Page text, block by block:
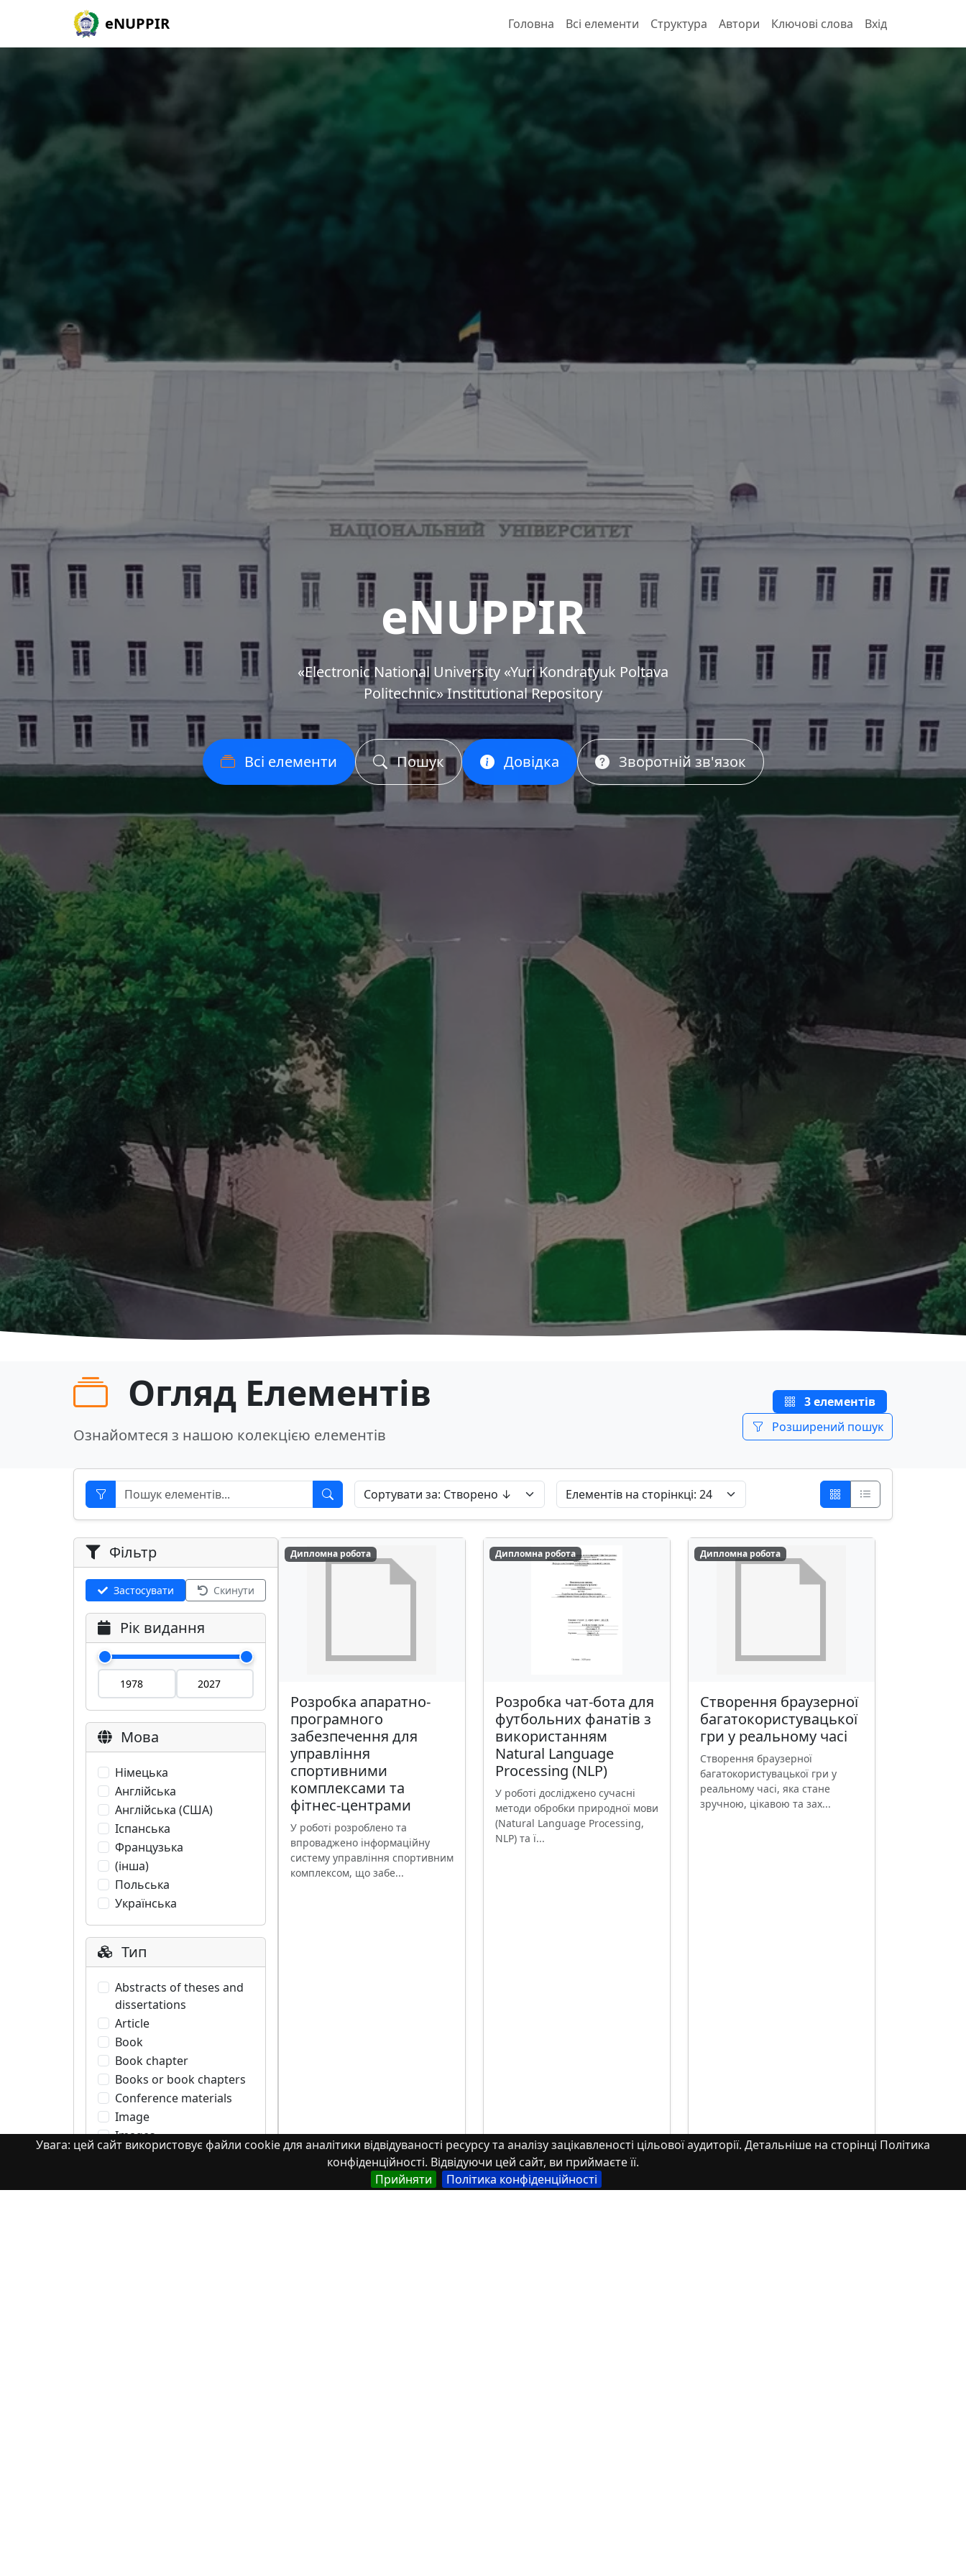
Увага: цей сайт використовує файли cookie для аналітики відвідуваності ресурсу та аналізу зацікавленості цільової аудиторії. Детальніше на сторінці Політика
конфіденційності. Відвідуючи цей сайт, ви приймаєте її.
Прийняти
Політика конфіденційності
eNUPPIR Головна Всі елементи Структура Автори Ключові слова Вхід
eNUPPIR
«Еlectronic National University «Yuri Kondratyuk Poltava
Politechnic» Institutional Repository
Всі елементи Пошук Довідка Зворотній зв'язок
Огляд Елементів
Ознайомтеся з нашою колекцією елементів
3 елементів
Розширений пошук
Фільтр
Застосувати Скинути
Рік видання
Мова
Німецька
Англійська
Англійська (США)
Іспанська
Французька
(інша)
Польська
Українська
Тип
Abstracts of theses and
dissertations
Article
Book
Book chapter
Books or book chapters
Conference materials
Image
Images
Learning Object
Monograph. Books or
Дипломна робота
Розробка апаратно-
програмного
забезпечення для
управління
спортивними
комплексами та
фітнес-центрами
У роботі розроблено та
впроваджено інформаційну
систему управління спортивним
комплексом, що забе...
Дипломна робота
Розробка чат-бота для
футбольних фанатів з
використанням
Natural Language
Processing (NLP)
У роботі досліджено сучасні
методи обробки природної мови
(Natural Language Processing,
NLP) та ї...
Дипломна робота
Створення браузерної
багатокористувацької
гри у реальному часі
Створення браузерної
багатокористувацької гри у
реальному часі, яка стане
зручною, цікавою та зах...